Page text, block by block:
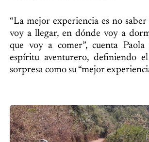
“La mejor experiencia es no
voy a llegar, en dónde voy a
que voy a comer”, cuenta
espíritu aventurero, definiendo
sorpresa como su “mejor